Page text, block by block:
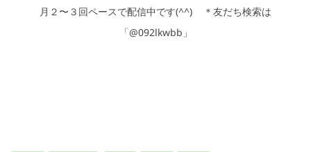
月２〜３回ペースで配信中です(^^)
＊友だち検索は
「@092lkwbb」